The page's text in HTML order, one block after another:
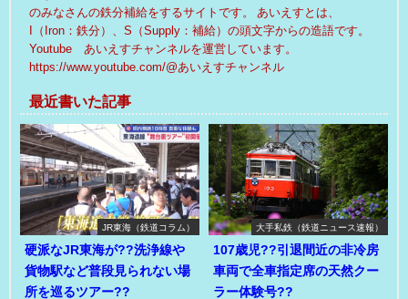
のみなさんの鉄分補給をするサイトです。 あいえすとは、
I（Iron：鉄分）、S（Supply：補給）の頭文字からの造語です。
Youtube あいえすチャンネルを運営しています。
https://www.youtube.com/@あいえすチャンネル
最近書いた記事
JR東海（鉄道コラム）
硬派なJR東海が??洗浄線や
貨物駅など普段見られない場
所を巡るツアー??
大手私鉄（鉄道ニュース速報）
107歳児??引退間近の非冷房
車両で全車指定席の天然クー
ラー体験号??